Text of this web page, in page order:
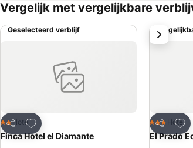
Vergelijk met vergelijkbare
Geselecteerd verblijf
Delen
Toevoegen aan favorieten
2 Sterren
Hotel
Finca Hotel el Diamante
Delen
3 Sterren
Hotel
El Prado
volgende